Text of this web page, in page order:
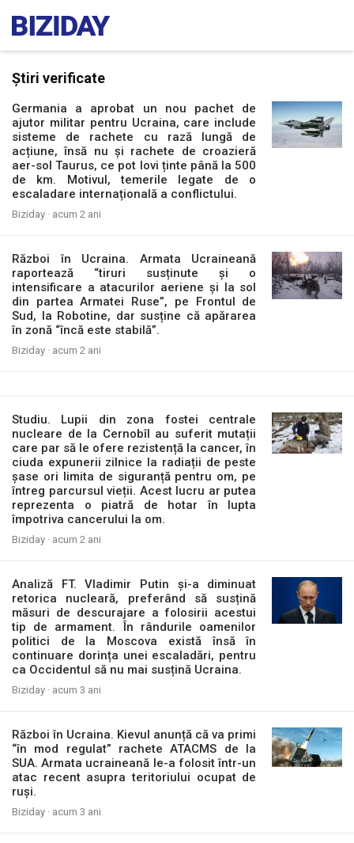
Știri verificate
Germania a aprobat un nou pachet de
ajutor militar pentru Ucraina, care include
sisteme de rachete cu rază lungă de
acțiune, însă nu și rachete de croazieră
aer-sol Taurus, ce pot lovi ținte până la 500
de km. Motivul, temerile legate de o
escaladare internațională a conflictului.
Biziday · acum 2 ani
Război în Ucraina. Armata Ucraineană
raportează “tiruri susținute și o
intensificare a atacurilor aeriene și la sol
din partea Armatei Ruse”, pe Frontul de
Sud, la Robotine, dar susține că apărarea
în zonă “încă este stabilă”.
Biziday · acum 2 ani
Studiu. Lupii din zona fostei centrale
nucleare de la Cernobîl au suferit mutații
care par să le ofere rezistență la cancer, în
ciuda expunerii zilnice la radiații de peste
șase ori limita de siguranță pentru om, pe
întreg parcursul vieții. Acest lucru ar putea
reprezenta o piatră de hotar în lupta
împotriva cancerului la om.
Biziday · acum 2 ani
Analiză FT. Vladimir Putin și-a diminuat
retorica nucleară, preferând să susțină
măsuri de descurajare a folosirii acestui
tip de armament. În rândurile oamenilor
politici de la Moscova există însă în
continuare dorința unei escaladări, pentru
ca Occidentul să nu mai susțină Ucraina.
Biziday · acum 3 ani
Război în Ucraina. Kievul anunță că va primi
“în mod regulat” rachete ATACMS de la
SUA. Armata ucraineană le-a folosit într-un
atac recent asupra teritoriului ocupat de
ruși.
Biziday · acum 3 ani